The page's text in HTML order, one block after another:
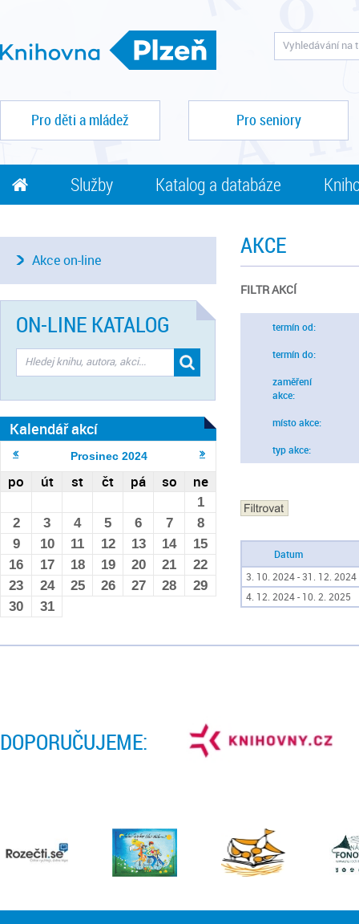
Pro děti a mládež Pro seniory
Služby Katalog a databáze
AKCE
FILTR AKCÍ
termín od:
termín do:
zaměření
akce:
místo akce:
typ akce:
Datum
3. 10. 2024 - 31. 12. 2024
4. 12. 2024 - 10. 2. 2025
Akce on-line
ON-LINE KATALOG
Kalendář akcí
Prosinec 2024
po út st čt pá so ne
1
2
3 4 5 6 7
8
9
10 11 12 13 14
15
16
17 18 19 20 21
22
23
24 25 26 27 28
29
30
31
DOPORUČUJEME: